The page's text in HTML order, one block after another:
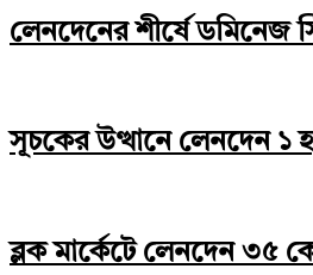
লেনদেনের শীর্ষে ডমিনেজ
সূচকের উত্থানে লেনদেন ১
ব্লক মার্কেটে লেনদেন ৩৫